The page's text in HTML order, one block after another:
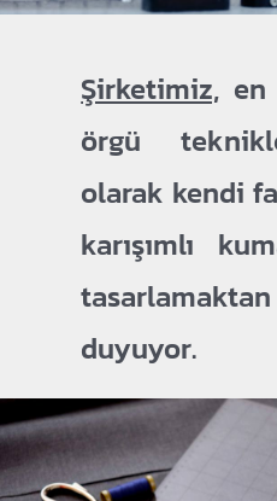
Şirketimiz,
örgü
olarak kendi
karışımlı
duyuyor.